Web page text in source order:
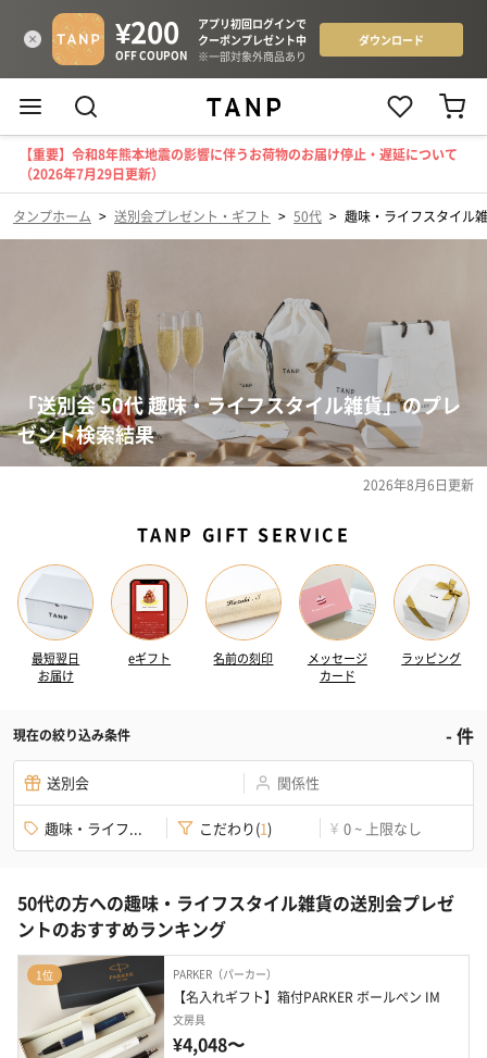
【重要】令和8年熊本地震の影響に伴うお荷物のお届け停止・遅延について
（2026年7月29日更新）
タンプホーム > 送別会プレゼント・ギフト > 50代 > 趣味・ライフスタイル
「送別会 50代 趣味・ライフスタイル雑貨」のプレ
ゼント検索結果
2026年8月6日更新
TANP GIFT SERVICE
最短翌日
お届け
eギフト 名前の刻印
メッセージ
カード
ラッピング
現在の絞り込み条件 -件
送別会 関係性
趣味・ライフ... こだわり(1) ¥ 0 ~ 上限なし
50代の方への趣味・ライフスタイル雑貨の送別会プレゼ
ントのおすすめランキング
1位 PARKER（パーカー）
【名入れギフト】箱付PARKER ボールペン IM
文房具
¥4,048〜